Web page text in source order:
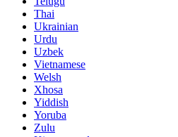
Thai
Ukrainian
Urdu
Uzbek
Vietnamese
Welsh
Xhosa
Yiddish
Yoruba
Zulu